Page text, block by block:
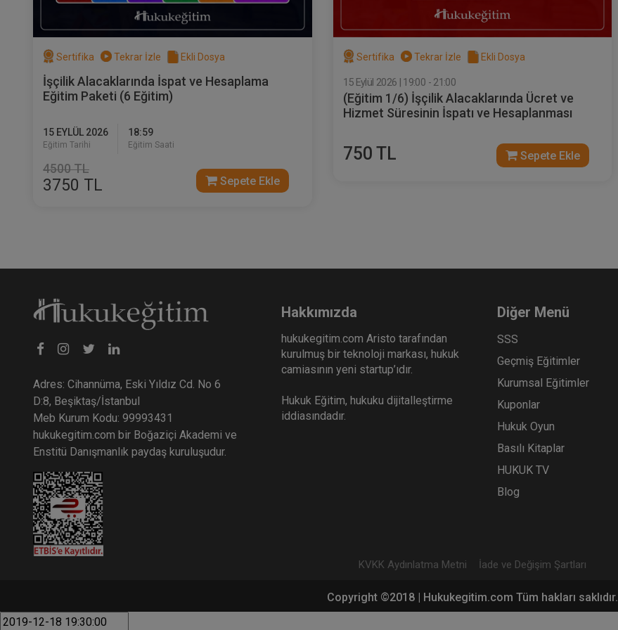
Sertifika Tekrar İzle Ekli Dosya
İşçilik Alacaklarında İspat ve Hesaplama
Eğitim Paketi (6 Eğitim)
15 EYLÜL 2026
Eğitim Tarihi
18:59
Eğitim Saati
4500 TL
3750 TL Sepete Ekle
Sertifika Tekrar İzle Ekli Dosya
15 Eylül 2026 | 19:00 - 21:00
(Eğitim 1/6) İşçilik Alacaklarında Ücret ve
Hizmet Süresinin İspatı ve Hesaplanması
750 TL Sepete Ekle
Adres: Cihannüma, Eski Yıldız Cd. No 6
D:8, Beşiktaş/İstanbul
Meb Kurum Kodu: 99993431
hukukegitim.com bir Boğaziçi Akademi ve
Enstitü Danışmanlık paydaş kuruluşudur.
Hakkımızda
hukukegitim.com Aristo tarafından
kurulmuş bir teknoloji markası, hukuk
camiasının yeni startup’ıdır.
Hukuk Eğitim, hukuku dijitalleştirme
iddiasındadır.
Diğer Menü
SSS
Geçmiş Eğitimler
Kurumsal Eğitimler
Kuponlar
Hukuk Oyun
Basılı Kitaplar
HUKUK TV
Blog
KVKK Aydınlatma Metni İade ve Değişim Şartları
Copyright ©2018 | Hukukegitim.com Tüm hakları saklıdır.